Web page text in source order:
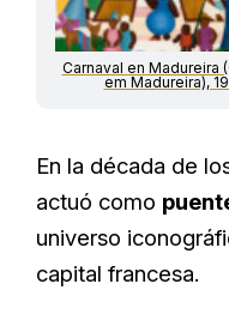
Carnaval en Madureira
em Madureira),
En la década de
actuó como
universo
capital francesa.